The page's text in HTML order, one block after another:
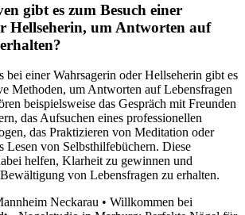
gibt es zum Besuch einer
Hellseherin, um Antworten auf
bei einer Wahrsagerin oder Hellseherin gibt es
Methoden, um Antworten auf Lebensfragen
beispielsweise das Gespräch mit Freunden
das Aufsuchen eines professionellen
das Praktizieren von Meditation oder
Lesen von Selbsthilfebüchern. Diese
helfen, Klarheit zu gewinnen und
von Lebensfragen zu erhalten.
Neckarau • Willkommen bei